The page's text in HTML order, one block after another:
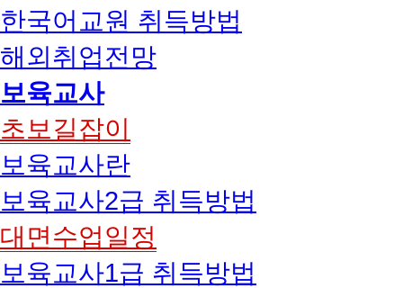
한국어교원 취득방법
해외취업전망
보육교사
초보길잡이
보육교사란
보육교사2급 취득방법
대면수업일정
보육교사1급 취득방법